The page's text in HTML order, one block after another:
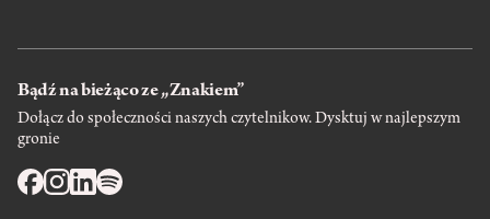
Bądź na bieżąco ze „Znakiem”
Dołącz do społeczności naszych czytelnikow. Dysktuj w najlepszym
gronie